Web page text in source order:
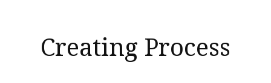
Creating Process